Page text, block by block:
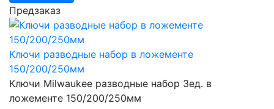
Предзаказ
Ключи разводные набор в ложементе
150/200/250мм
Ключи Milwaukee разводные набор 3ед. в
ложементе 150/200/250мм